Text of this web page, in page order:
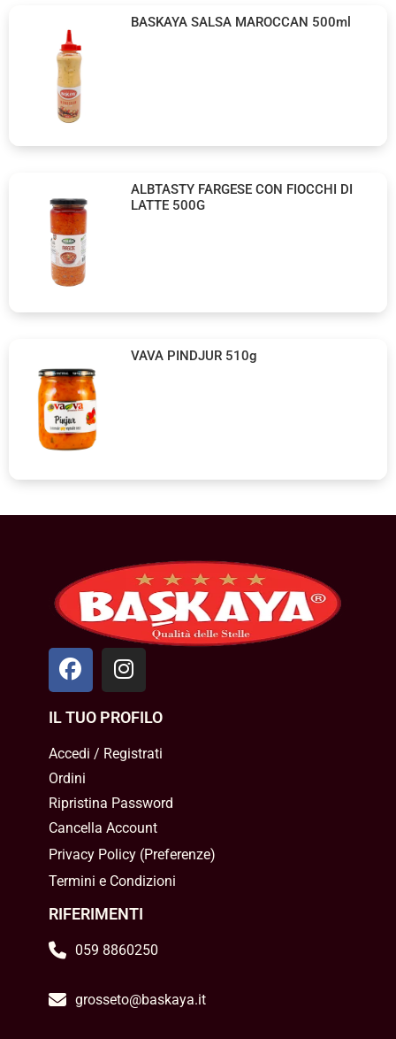
BASKAYA SALSA MAROCCAN 500ml
ALBTASTY FARGESE CON FIOCCHI DI
LATTE 500G
VAVA PINDJUR 510g
IL TUO PROFILO
Accedi / Registrati
Ordini
Ripristina Password
Cancella Account
Privacy Policy(Preferenze)
Termini e Condizioni
RIFERIMENTI
059 8860250
grosseto@baskaya.it